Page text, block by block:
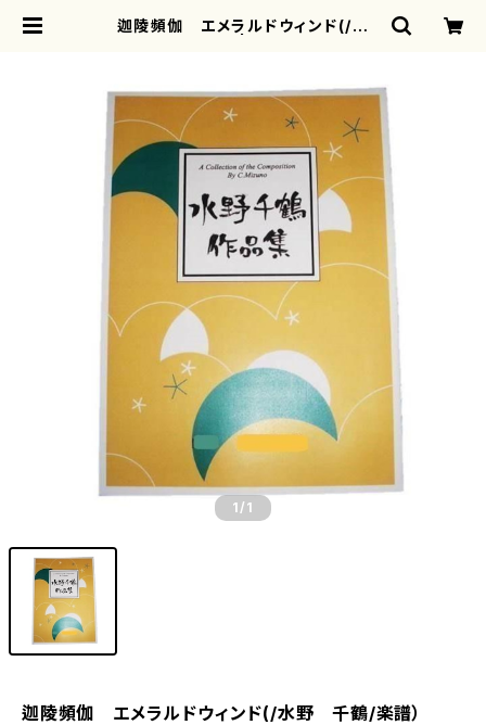
迦陵頻伽 エメラルドウィンド(/水
1 /1
迦陵頻伽 エメラルドウィンド(/水野 千鶴/楽譜）